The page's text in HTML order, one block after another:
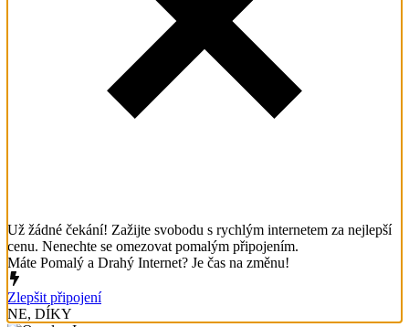
Už žádné čekání! Zažijte svobodu s rychlým internetem za nejlepší
cenu. Nenechte se omezovat pomalým připojením.
Máte Pomalý a Drahý Internet? Je čas na změnu!
Zlepšit připojení
NE, DÍKY